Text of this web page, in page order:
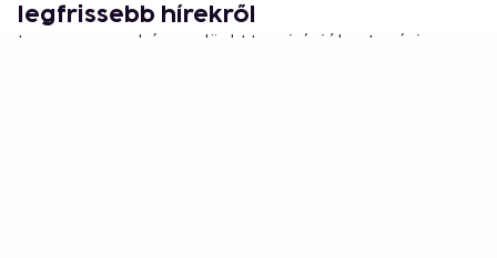
legfrissebb hírekről
Legyen naprakész velünk! Inspirációk, utazási